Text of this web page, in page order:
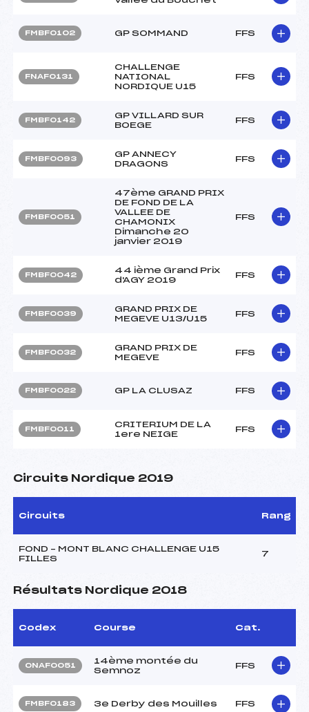
FMBF0102 GP SOMMAND FFS
FNAF0131
CHALLENGE
NATIONAL
NORDIQUE U15
FFS
FMBF0142
GP VILLARD SUR
BOEGE
FFS
FMBF0093
GP ANNECY
DRAGONS
FFS
FMBF0051
47ème GRAND PRIX
DE FOND DE LA
VALLEE DE
CHAMONIX
Dimanche 20
janvier 2019
FFS
FMBF0042
44 ième Grand Prix
d'AGY 2019
FFS
FMBF0039
GRAND PRIX DE
MEGEVE U13/U15
FFS
FMBF0032
GRAND PRIX DE
MEGEVE
FFS
FMBF0022 GP LA CLUSAZ FFS
FMBF0011
CRITERIUM DE LA
1ere NEIGE
FFS
Circuits Nordique 2019
Circuits Rang
FOND – MONT BLANC CHALLENGE U15
FILLES
7
Résultats Nordique 2018
Codex Course Cat.
ONAF0051
14ème montée du
Semnoz
FFS
FMBF0183 3e Derby des Mouilles FFS